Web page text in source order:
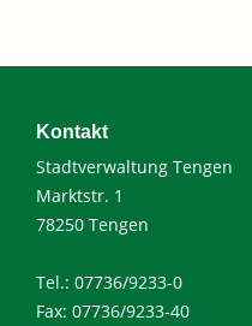
Kontakt
Stadtverwaltung Tengen
Marktstr. 1
78250 Tengen
Tel.: 07736/9233-0
Fax: 07736/9233-40